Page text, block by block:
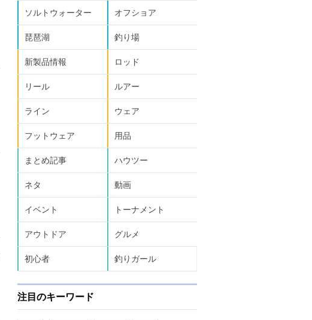
ソルトウォーター オフショア
琵琶湖 釣り場
新製品情報 ロッド
リール ルアー
ライン ウェア
フットウェア 用品
まとめ記事 ハウツー
ネタ 動画
イベント トーナメント
アウトドア グルメ
初心者 釣りガール
注目のキーワード